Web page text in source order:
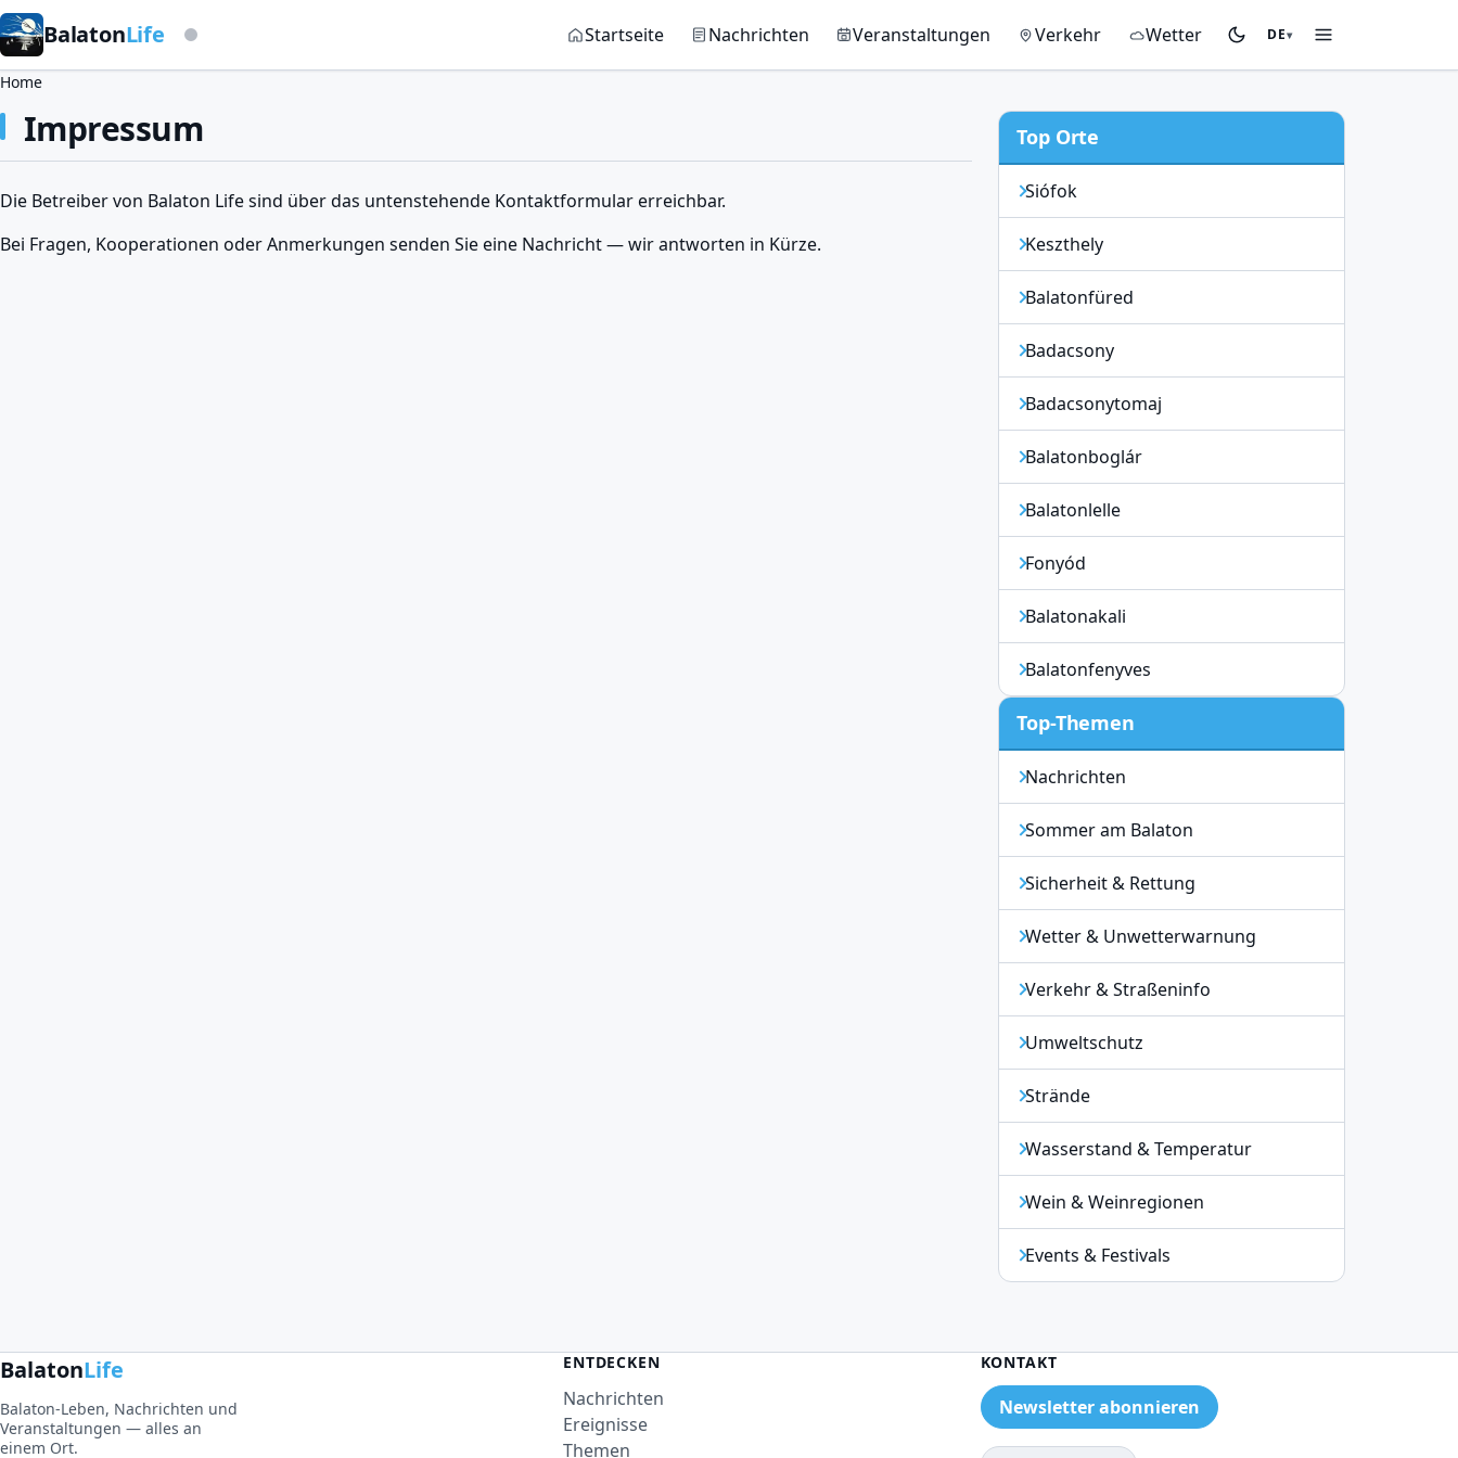
BalatonLife Auf Basis der Sturmwarnleuchte Main navigation
Startseite Nachrichten Veranstaltungen Verkehr Wetter DE▾
Brotkrumen
Home
Impressum
Die Betreiber von Balaton Life sind über das untenstehende Kontaktformular erreichbar.
Bei Fragen, Kooperationen oder Anmerkungen senden Sie eine Nachricht — wir antworten in Kürze.
Top Orte
Siófok
Keszthely
Balatonfüred
Badacsony
Badacsonytomaj
Balatonboglár
Balatonlelle
Fonyód
Balatonakali
Balatonfenyves
Top-Themen
Nachrichten
Sommer am Balaton
Sicherheit & Rettung
Wetter & Unwetterwarnung
Verkehr & Straßeninfo
Umweltschutz
Strände
Wasserstand & Temperatur
Wein & Weinregionen
Events & Festivals
BalatonLife
Balaton-Leben, Nachrichten und
Veranstaltungen — alles an
einem Ort.
ENTDECKEN
Nachrichten
Ereignisse
Themen
KONTAKT
Newsletter abonnieren